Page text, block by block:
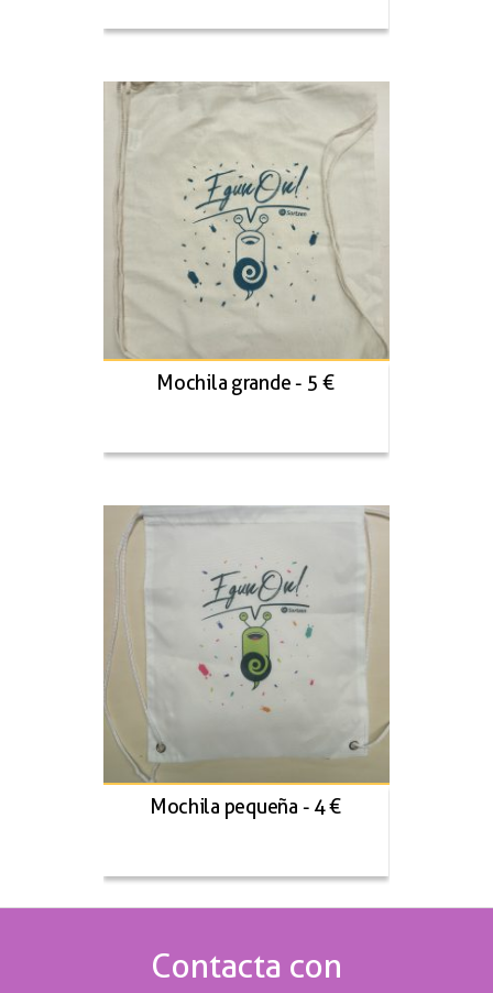
Mochila grande - 5 €
Mochila pequeña - 4 €
Contacta con